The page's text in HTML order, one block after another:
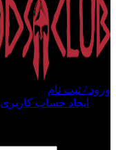
ورود / ثبت نام
ایجاد حساب کاربری